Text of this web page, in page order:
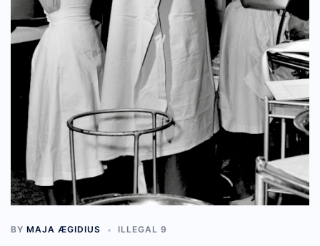
BY MAJA ÆGIDIUS ILLEGAL 9